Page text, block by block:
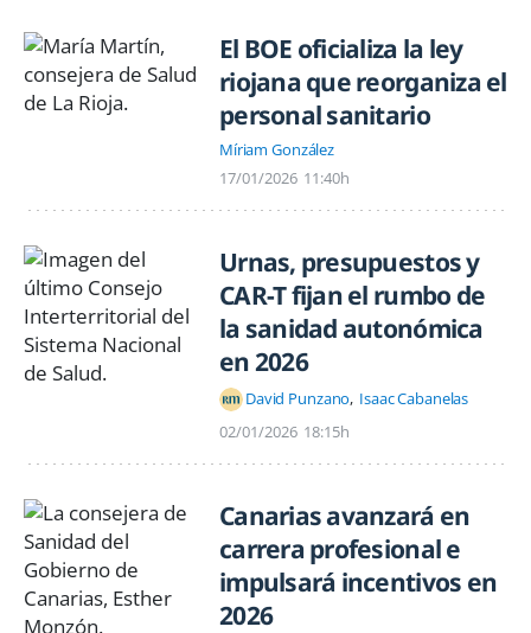
El BOE oficializa la ley
riojana que reorganiza el
personal sanitario
Míriam González
17/01/2026 11:40h
Urnas, presupuestos y
CAR-T fijan el rumbo de
la sanidad autonómica
en 2026
David Punzano Isaac Cabanelas
02/01/2026 18:15h
Canarias avanzará en
carrera profesional e
impulsará incentivos en
2026